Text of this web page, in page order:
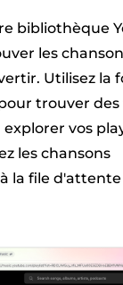
bibliothèque
les
Utilisez la
trouver
vos
les chansons
la file d'attente